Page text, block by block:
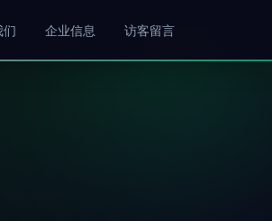
们 企业信息 访客留言